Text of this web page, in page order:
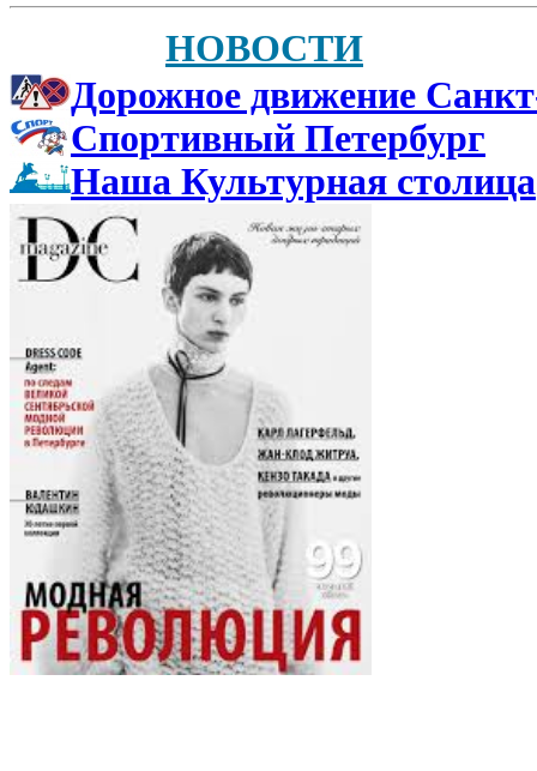
НОВОСТИ
Дорожное движение
Спортивный Петербург
Наша Культурная столица